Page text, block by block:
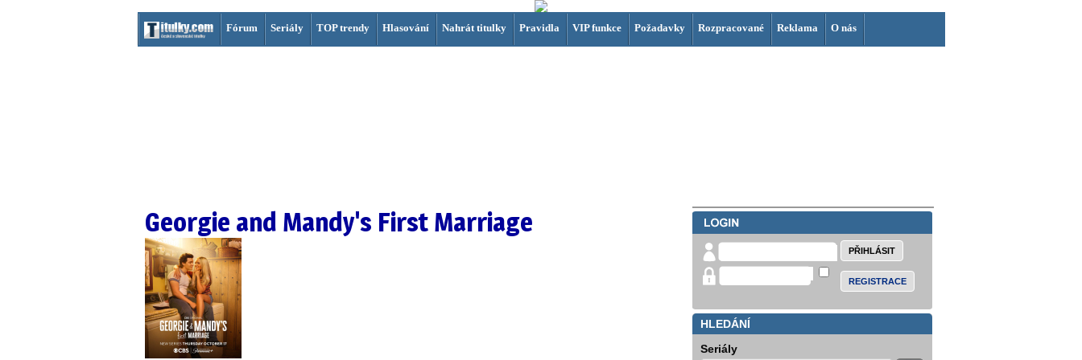
Fórum Seriály TOP trendy Hlasování Nahrát titulky Pravidla VIP funkce Požadavky Rozpracované Reklama O nás
Georgie and Mandy's First Marriage
REGISTRACE
HLEDÁNÍ
Seriály